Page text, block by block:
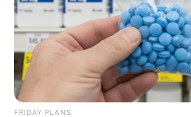
FRIDAY PLANS